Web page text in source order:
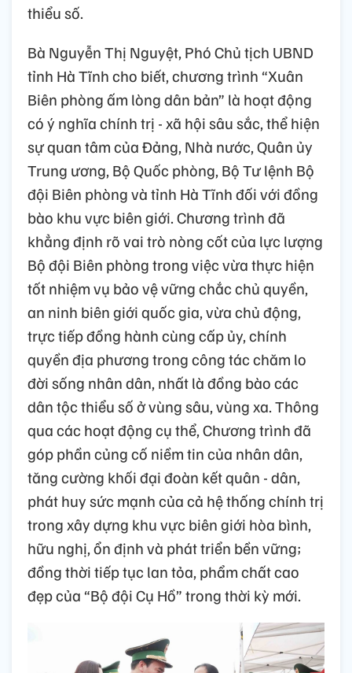
thiểu số.
Bà Nguyễn Thị Nguyệt, Phó Chủ tịch UBND
tỉnh Hà Tĩnh cho biết, chương trình “Xuân
Biên phòng ấm lòng dân bản” là hoạt động
có ý nghĩa chính trị - xã hội sâu sắc, thể hiện
sự quan tâm của Đảng, Nhà nước, Quân ủy
Trung ương, Bộ Quốc phòng, Bộ Tư lệnh Bộ
đội Biên phòng và tỉnh Hà Tĩnh đối với đồng
bào khu vực biên giới. Chương trình đã
khẳng định rõ vai trò nòng cốt của lực lượng
Bộ đội Biên phòng trong việc vừa thực hiện
tốt nhiệm vụ bảo vệ vững chắc chủ quyền,
an ninh biên giới quốc gia, vừa chủ động,
trực tiếp đồng hành cùng cấp ủy, chính
quyền địa phương trong công tác chăm lo
đời sống nhân dân, nhất là đồng bào các
dân tộc thiểu số ở vùng sâu, vùng xa. Thông
qua các hoạt động cụ thể, Chương trình đã
góp phần củng cố niềm tin của nhân dân,
tăng cường khối đại đoàn kết quân - dân,
phát huy sức mạnh của cả hệ thống chính trị
trong xây dựng khu vực biên giới hòa bình,
hữu nghị, ổn định và phát triển bền vững;
đồng thời tiếp tục lan tỏa, phẩm chất cao
đẹp của “Bộ đội Cụ Hồ” trong thời kỳ mới.